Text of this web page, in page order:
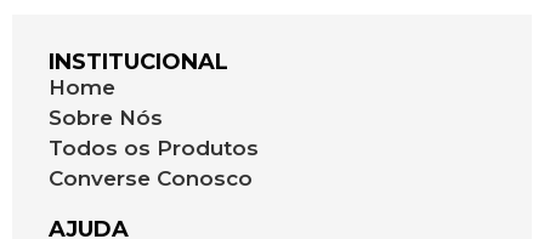
INSTITUCIONAL
Home
Sobre Nós
Todos os Produtos
Converse Conosco
AJUDA